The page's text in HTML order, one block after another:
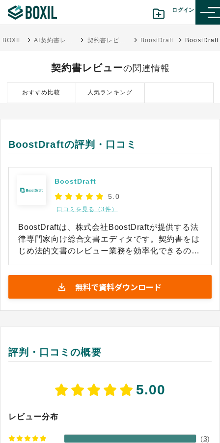
ログイン
診断から探す(β版)
BOXIL AI契約書レビューサービス比較！リーガルチェックの自動化で法務業務の効率化 契約書レビュー BoostDraft
契約書レビューの関連情報
おすすめ比較 人気ランキング
BoostDraftの評判・口コミ
BoostDraft
5.0
口コミを見る（3件）
BoostDraftは、株式会社BoostDraftが提供する法
律専門家向け総合文書エディタです。契約書をは
じめ法的文書のレビュー業務を効率化できるのが
いった、人手に頼るしかなかった煩雑な作業を自
動化することで、専門知識を要する本来の審査業
務に法務担当者が集中できる環境を実現します。
Microsoft Wordのアドインとして動作するため、
ため、機密情報が外部に漏れる心配もなく、既存
の業務フローを変えることなく安全に導入や活用
ず、人が行う内容チェック以外の定型作業を徹底
雑な形式作業のミスが減り、契約書全体の品質向
無料で資料ダウンロード
評判・口コミの概要
5.00
レビュー分布
(3)